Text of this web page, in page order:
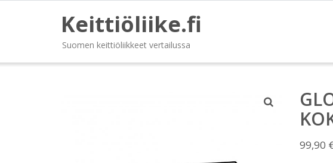
Keittiöliike.fi
Suomen keittiöliikkeet vertailussa
99,90